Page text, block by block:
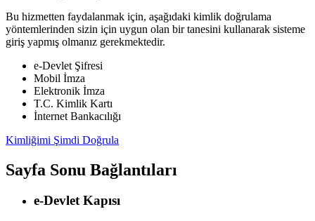
Bu hizmetten faydalanmak için, aşağıdaki kimlik doğrulama
yöntemlerinden sizin için uygun olan bir tanesini kullanarak sisteme
giriş yapmış olmanız gerekmektedir.
e-Devlet Şifresi
Mobil İmza
Elektronik İmza
T.C. Kimlik Kartı
İnternet Bankacılığı
Kimliğimi Şimdi Doğrula
Sayfa Sonu Bağlantıları
e-Devlet Kapısı